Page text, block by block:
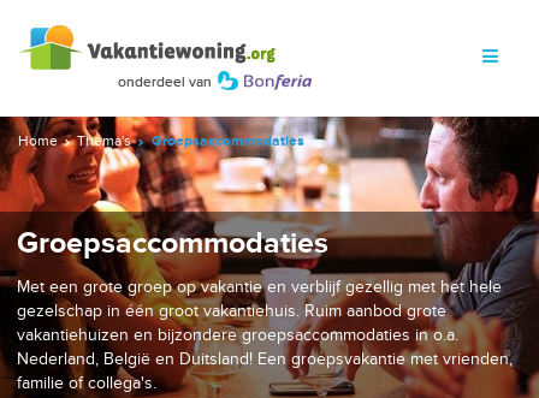
Home Thema's Groepsaccommodaties
Groepsaccommodaties
Met een grote groep op vakantie en verblijf gezellig met het hele
gezelschap in één groot vakantiehuis. Ruim aanbod grote
vakantiehuizen en bijzondere groepsaccommodaties in o.a.
Nederland, België en Duitsland! Een groepsvakantie met vrienden,
familie of collega's.